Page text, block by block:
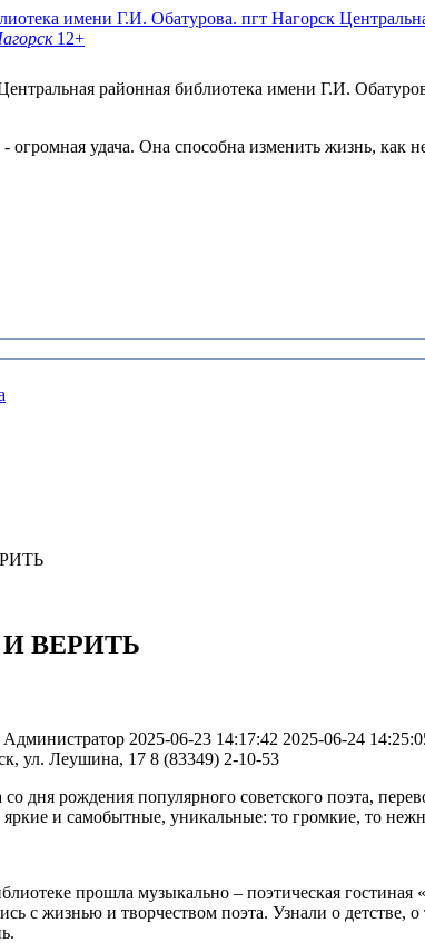
12+
районная библиотека имени Г.И.
огромная удача. Она способна изменить жизнь, как
ВЕРИТЬ
Администратор 2025-06-23 14:17:42 2025-06-24
ул. Леушина, 17 8 (83349) 2-10-53
дня рождения популярного советского поэта,
яркие и самобытные, уникальные: то громкие, то
прошла музыкально – поэтическая
с жизнью и творчеством поэта. Узнали о